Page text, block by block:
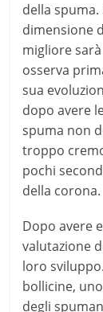
della spuma.
dimensione
migliore
osserva
sua
dopo avere
spuma non
troppo
pochi
della corona.
Dopo avere
valutazione
loro
bollicine,
degli